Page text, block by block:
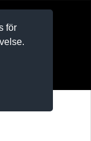
för